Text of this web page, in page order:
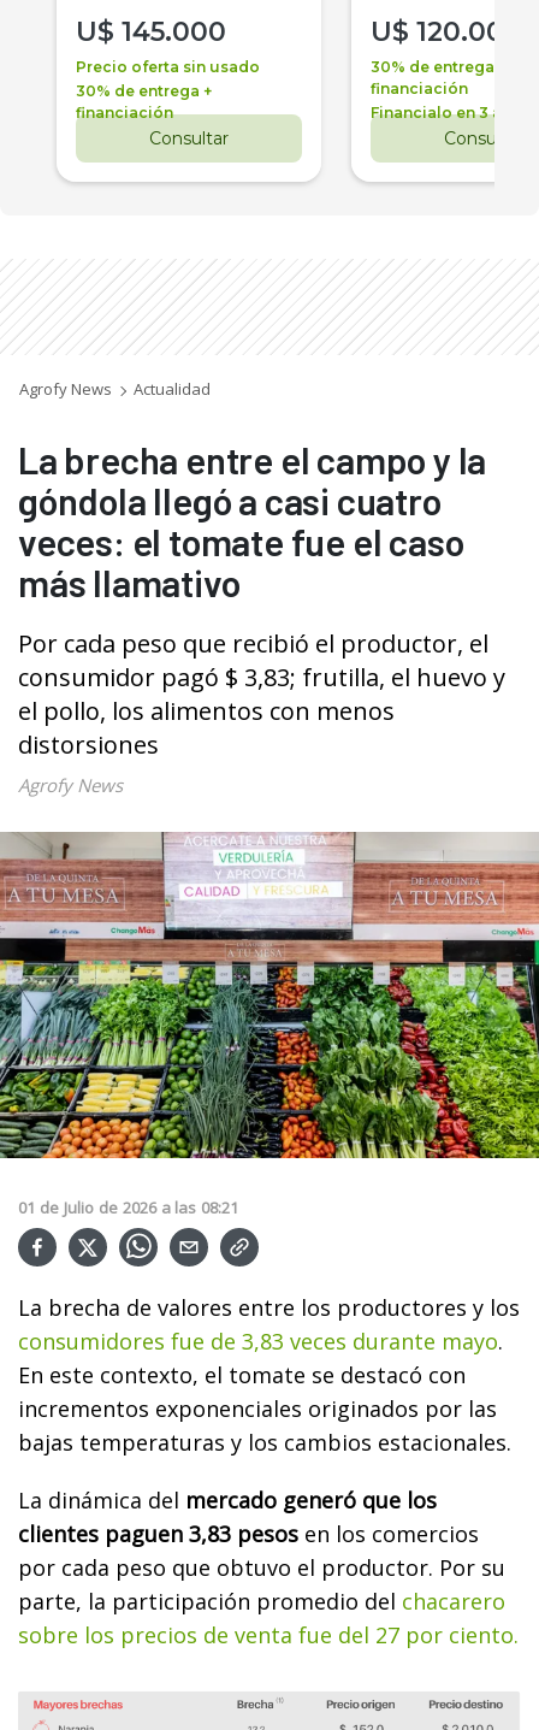
U$ 145.000
Precio oferta sin usado
30% de entrega +
financiación
Consultar
U$ 120.000
30% de entrega +
financiación
Financialo en 3 años
Consultar
Agrofy News Actualidad
La brecha entre el campo y la
góndola llegó a casi cuatro
veces: el tomate fue el caso
más llamativo
Por cada peso que recibió el productor, el
consumidor pagó $ 3,83; frutilla, el huevo y
el pollo, los alimentos con menos
distorsiones
Agrofy News
01 de Julio de 2026 a las 08:21
La brecha de valores entre los productores y los
consumidores fue de 3,83 veces durante mayo.
En este contexto, el tomate se destacó con
incrementos exponenciales originados por las
bajas temperaturas y los cambios estacionales.
La dinámica del mercado generó que los
clientes paguen 3,83 pesos en los comercios
por cada peso que obtuvo el productor. Por su
parte, la participación promedio del chacarero
sobre los precios de venta fue del 27 por ciento.